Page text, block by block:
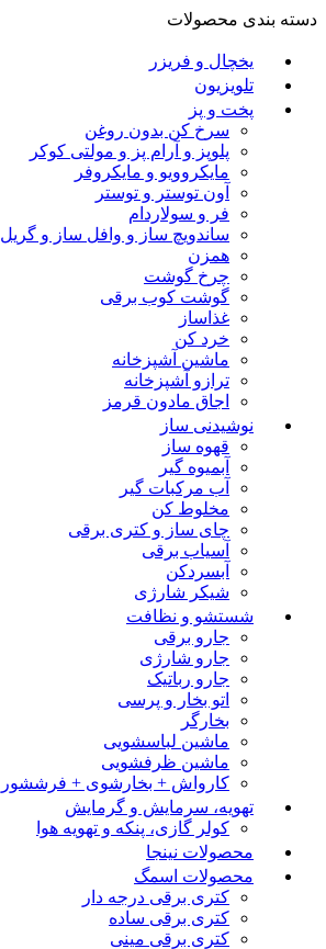
دسته بندی محصولات
یخچال و فریزر
تلویزیون
پخت و پز
سرخ کن بدون روغن
پلوپز و آرام پز و مولتی کوکر
مایکروویو و مایکروفر
آون توستر و توستر
فر و سولاردام
ساندویچ ساز و وافل ساز و گریل
همزن
چرخ گوشت
گوشت کوب برقی
غذاساز
خرد کن
ماشین آشپزخانه
ترازو آشپزخانه
اجاق مادون قرمز
نوشیدنی ساز
قهوه ساز
آبمیوه گیر
آب مرکبات گیر
مخلوط کن
چای ساز و کتری برقی
آسیاب برقی
آبسردکن
شیکر شارژی
شستشو و نظافت
جارو برقی
جارو شارژی
جارو رباتیک
اتو بخار و پرسی
بخارگر
ماشین لباسشویی
ماشین ظرفشویی
کارواش + بخارشوی + فرششور
تهویه، سرمایش و گرمایش
کولر گازی، پنکه و تهویه هوا
محصولات نینجا
محصولات اسمگ
کتری برقی درجه دار
کتری برقی ساده
کتری برقی مینی